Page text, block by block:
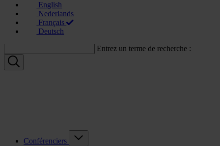
English
Nederlands
Français
Deutsch
Entrez un terme de recherche :
Conférenciers